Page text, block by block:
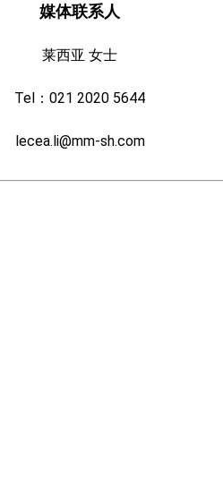
媒体联系人
莱西亚 女士
Tel：021 2020 5644
lecea.li@mm-sh.com